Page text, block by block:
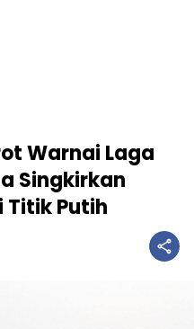
Warnai Laga
Singkirkan
Titik Putih